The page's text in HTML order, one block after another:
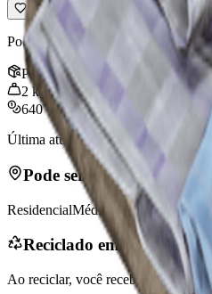
Pode ser reciclado em tecido.
Pilha:3
2 kg
640
Última atualização: Jan 09, 2026
Pode ser encontrado em
ResidencialMédico
Reciclado em
Ao reciclar, você receberá -40 menos